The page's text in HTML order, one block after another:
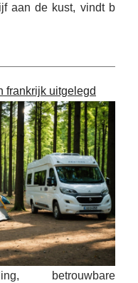
aan de kust, vindt b
frankrijk uitgelegd
betrouwbare